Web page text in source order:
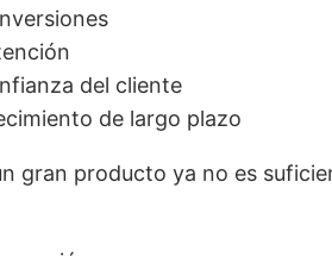
del cliente
de largo plazo
gran producto ya no es